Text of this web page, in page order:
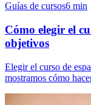
Guías de cursos6 min
Cómo elegir el
objetivos
Elegir el curso de
mostramos cómo